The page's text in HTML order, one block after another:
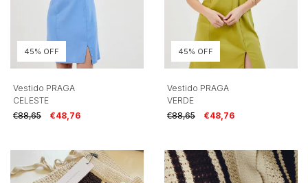
45% OFF
Vestido PRAGA
CELESTE
€88,65
€48,76
45% OFF
Vestido PRAGA
VERDE
€88,65
€48,76